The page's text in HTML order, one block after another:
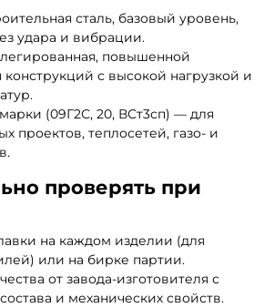
сталь, базовый уровень,
удара и вибрации.
повышенной
конструкций с высокой нагрузкой и
марки (09Г2С, 20, ВСт3сп) — для
проектов, теплосетей, газо- и
проверять при
на каждом изделии (для
или на бирке партии.
от завода-изготовителя с
и механических свойств.